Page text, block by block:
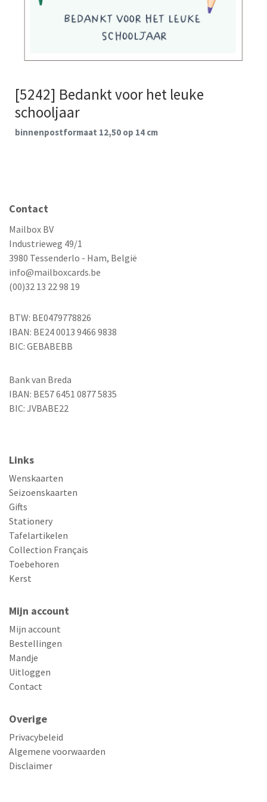
[5242] Bedankt voor het leuke
schooljaar
binnenpostformaat 12,50 op 14 cm
Contact
Mailbox BV
Industrieweg 49/1
3980 Tessenderlo - Ham, België
info@mailboxcards.be
(00)32 13 22 98 19
BTW: BE0479778826
IBAN: BE24 0013 9466 9838
BIC: GEBABEBB
Bank van Breda
IBAN: BE57 6451 0877 5835
BIC: JVBABE22
Links
Wenskaarten
Seizoenskaarten
Gifts
Stationery
Tafelartikelen
Collection Français
Toebehoren
Kerst
Mijn account
Mijn account
Bestellingen
Mandje
Uitloggen
Contact
Overige
Privacybeleid
Algemene voorwaarden
Disclaimer